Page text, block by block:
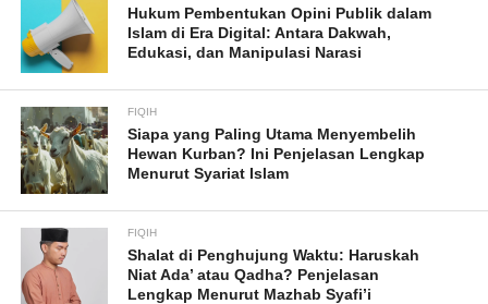
Hukum Pembentukan Opini Publik dalam
Islam di Era Digital: Antara Dakwah,
Edukasi, dan Manipulasi Narasi
FIQIH
Siapa yang Paling Utama Menyembelih
Hewan Kurban? Ini Penjelasan Lengkap
Menurut Syariat Islam
FIQIH
Shalat di Penghujung Waktu: Haruskah
Niat Ada’ atau Qadha? Penjelasan
Lengkap Menurut Mazhab Syafi’i